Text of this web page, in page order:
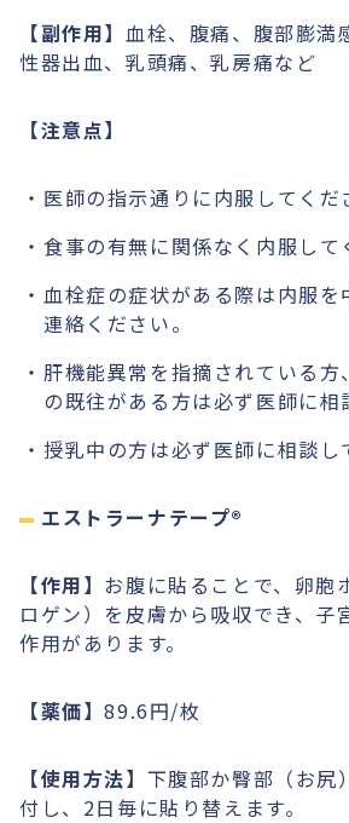
【副作用】 血栓、腹痛、腹部膨満
性器出血、乳頭痛、乳房痛など
【注意点】
医師の指示通りに内服してくだ
食事の有無に関係なく内服して
血栓症の症状がある際は内服を
連絡ください。
肝機能異常を指摘されている
の既往がある方は必ず医師に相
授乳中の方は必ず医師に相談し
エストラーナテープ®︎
【作用】 お腹に貼ることで、卵胞
ロゲン）を皮膚から吸収でき、子
作用があります。
【薬価】89.6円/枚
【使用方法】 下腹部か臀部（お尻
付し、2日毎に貼り替えます。